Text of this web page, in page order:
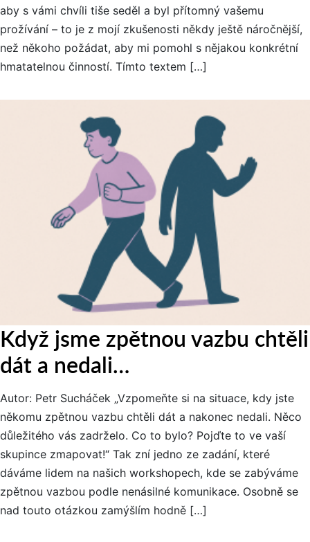
aby s vámi chvíli tiše seděl a byl přítomný vašemu
prožívání – to je z mojí zkušenosti někdy ještě náročnější,
než někoho požádat, aby mi pomohl s nějakou konkrétní
hmatatelnou činností. Tímto textem […]
Když jsme zpětnou vazbu chtěli
dát a nedali…
Autor: Petr Sucháček „Vzpomeňte si na situace, kdy jste
někomu zpětnou vazbu chtěli dát a nakonec nedali. Něco
důležitého vás zadrželo. Co to bylo? Pojďte to ve vaší
skupince zmapovat!“ Tak zní jedno ze zadání, které
dáváme lidem na našich workshopech, kde se zabýváme
zpětnou vazbou podle nenásilné komunikace. Osobně se
nad touto otázkou zamýšlím hodně […]